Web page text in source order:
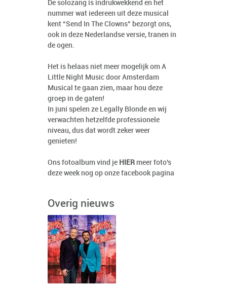
De solozang is indrukwekkend en het
nummer wat iedereen uit deze musical
kent “Send In The Clowns” bezorgt ons,
ook in deze Nederlandse versie, tranen in
de ogen.
Het is helaas niet meer mogelijk om A
Little Night Music door Amsterdam
Musical te gaan zien, maar hou deze
groep in de gaten!
In juni spelen ze Legally Blonde en wij
verwachten hetzelfde professionele
niveau, dus dat wordt zeker weer
genieten!
Ons fotoalbum vind je HIER meer foto's
deze week nog op onze facebook pagina
Overig nieuws